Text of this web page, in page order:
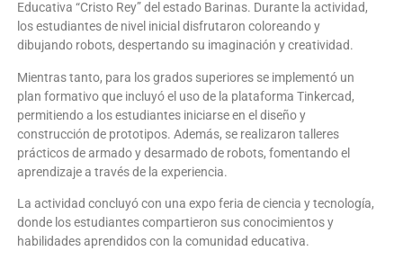
Educativa “Cristo Rey” del estado Barinas. Durante la actividad,
los estudiantes de nivel inicial disfrutaron coloreando y
dibujando robots, despertando su imaginación y creatividad.
Mientras tanto, para los grados superiores se implementó un
plan formativo que incluyó el uso de la plataforma Tinkercad,
permitiendo a los estudiantes iniciarse en el diseño y
construcción de prototipos. Además, se realizaron talleres
prácticos de armado y desarmado de robots, fomentando el
aprendizaje a través de la experiencia.
La actividad concluyó con una expo feria de ciencia y tecnología,
donde los estudiantes compartieron sus conocimientos y
habilidades aprendidos con la comunidad educativa.